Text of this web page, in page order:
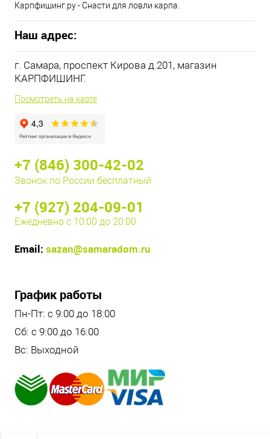
Карпфишинг.ру - Снасти для ловли карпа.
Наш адрес:
г. Самара, проспект Кирова д.201, магазин
КАРПФИШИНГ.
Посмотреть на карте
+7 (846) 300-42-02
Звонок по России бесплатный
+7 (927) 204-09-01
Ежедневно с 10:00 до 20:00
Email: sazan@samaradom.ru
График работы
Пн-Пт: с 9:00 до 18:00
Сб: с 9:00 до 16:00
Вс: Выходной